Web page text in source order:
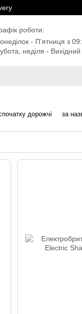
роботи:
- Пʼятниця з
неділя - Вихідний
дорожчі за